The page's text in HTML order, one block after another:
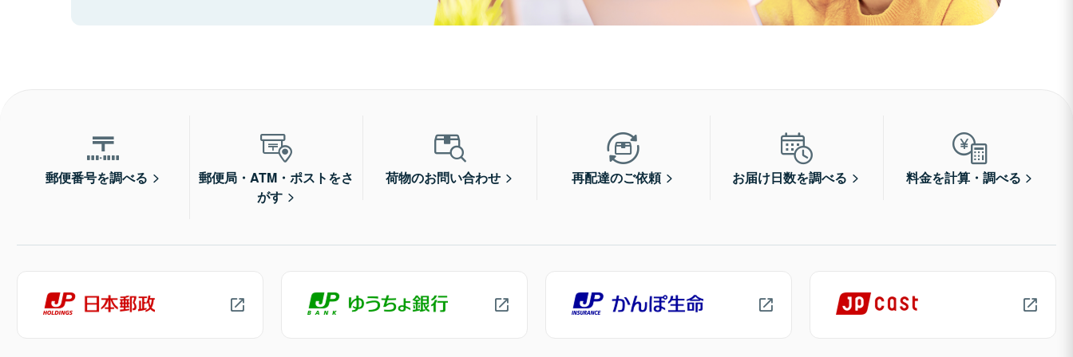
郵便番号を調べる
郵便局・ATM・ポストをさ
がす
荷物のお問い合わせ 再配達のご依頼 お届け日数を調べる 料金を計算・調べる